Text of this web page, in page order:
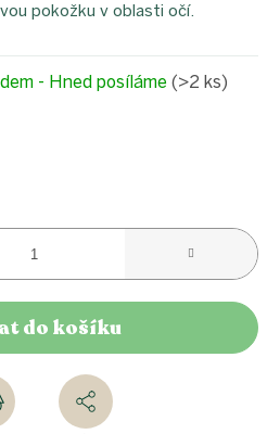
- Hned posíláme (>2 ks)
do košíku
pokožku v oblasti očí.